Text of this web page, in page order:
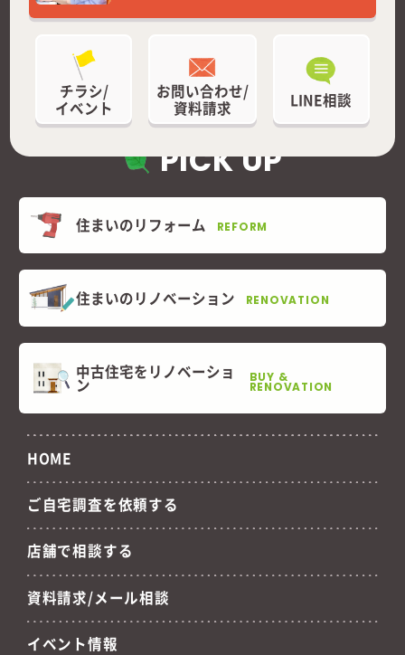
チラシ/
イベント
お問い合わせ/
資料請求
LINE相談
PICK UP
住まいのリフォーム REFORM
住まいのリノベーション RENOVATION
中古住宅をリノベーショ
ン BUY &
RENOVATION
HOME
ご自宅調査を依頼する
店舗で相談する
資料請求/メール相談
イベント情報